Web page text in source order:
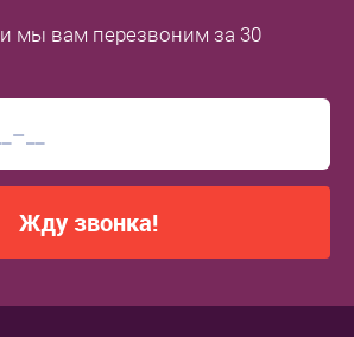
и мы вам перезвоним за 30
Жду звонка!